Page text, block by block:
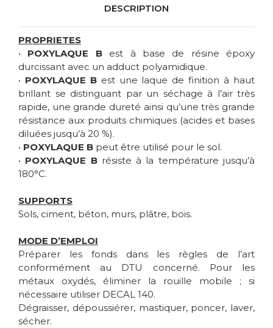
DESCRIPTION
PROPRIETES
• POXYLAQUE Best à base de résine époxy
durcissant avec un adduct polyamidique.
• POXYLAQUE Best une laque de finition à haut
brillant se distinguant par un séchage à l’air très
rapide, une grande dureté ainsi qu’une très grande
résistance aux produits chimiques (acides et bases
diluées jusqu’à 20 %).
• POXYLAQUE B peut être utilisé pour le sol.
• POXYLAQUE Brésiste à la température jusqu’à
180°C.
SUPPORTS
Sols, ciment, béton, murs, plâtre, bois.
MODE D’EMPLOI
Préparer les fonds dans les règles de l’art
conformément au DTU concerné. Pour les
métaux oxydés, éliminer la rouille mobile ; si
nécessaire utiliser DECAL 140.
Dégraisser, dépoussiérer, mastiquer, poncer, laver,
sécher.